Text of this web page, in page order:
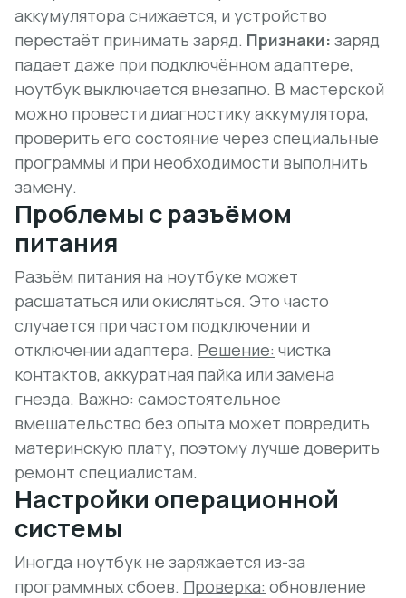
аккумулятора снижается, и устройство
перестаёт принимать заряд. Признаки: заряд
падает даже при подключённом адаптере,
ноутбук выключается внезапно. В мастерской
можно провести диагностику аккумулятора,
проверить его состояние через специальные
программы и при необходимости выполнить
замену.
Проблемы с разъёмом
питания
Разъём питания на ноутбуке может
расшататься или окисляться. Это часто
случается при частом подключении и
отключении адаптера. Решение: чистка
контактов, аккуратная пайка или замена
гнезда. Важно: самостоятельное
вмешательство без опыта может повредить
материнскую плату, поэтому лучше доверить
ремонт специалистам.
Настройки операционной
системы
Иногда ноутбук не заряжается из-за
программных сбоев. Проверка: обновление